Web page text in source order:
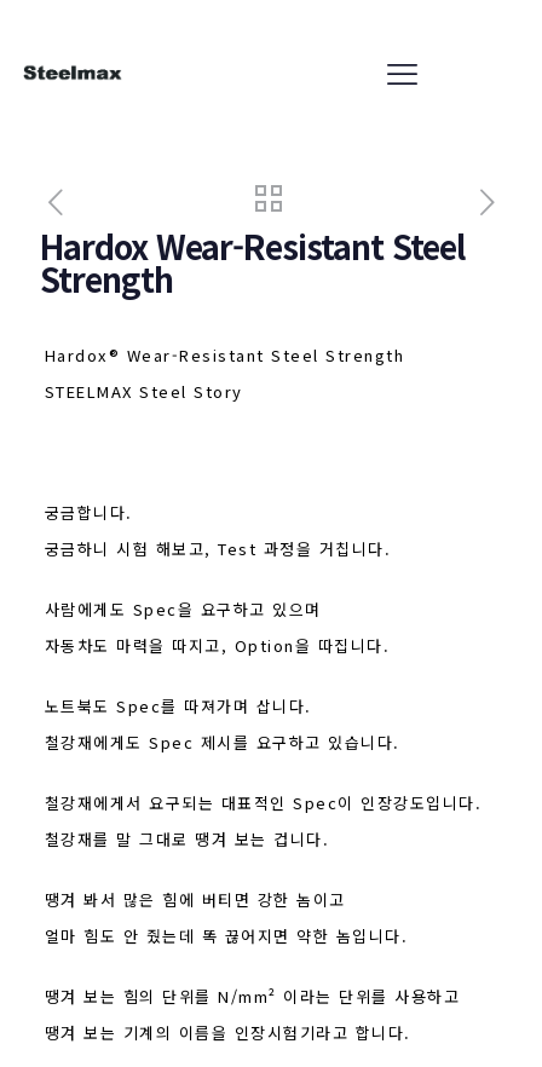
Hardox Wear-Resistant Steel
Strength
Hardox® Wear-Resistant Steel Strength
STEELMAX Steel Story
궁금합니다.
궁금하니 시험 해보고, Test 과정을 거칩니다.
사람에게도 Spec을 요구하고 있으며
자동차도 마력을 따지고, Option을 따집니다.
노트북도 Spec를 따져가며 삽니다.
철강재에게도 Spec 제시를 요구하고 있습니다.
철강재에게서 요구되는 대표적인 Spec이 인장강도입니다.
철강재를 말 그대로 땡겨 보는 겁니다.
땡겨 봐서 많은 힘에 버티면 강한 놈이고
얼마 힘도 안 줬는데 똑 끊어지면 약한 놈입니다.
땡겨 보는 힘의 단위를 N/mm² 이라는 단위를 사용하고
땡겨 보는 기계의 이름을 인장시험기라고 합니다.